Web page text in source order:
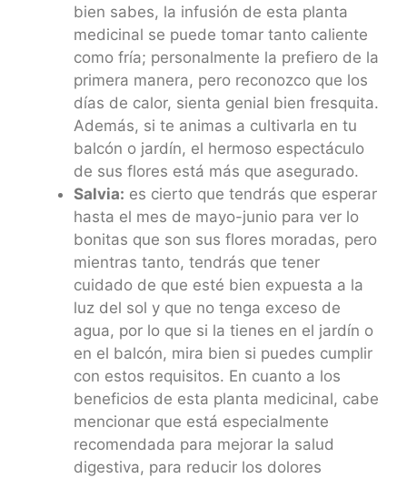
bien sabes, la infusión de esta planta
medicinal se puede tomar tanto caliente
como fría; personalmente la prefiero de la
primera manera, pero reconozco que los
días de calor, sienta genial bien fresquita.
Además, si te animas a cultivarla en tu
balcón o jardín, el hermoso espectáculo
de sus flores está más que asegurado.
Salvia: es cierto que tendrás que esperar
hasta el mes de mayo-junio para ver lo
bonitas que son sus flores moradas, pero
mientras tanto, tendrás que tener
cuidado de que esté bien expuesta a la
luz del sol y que no tenga exceso de
agua, por lo que si la tienes en el jardín o
en el balcón, mira bien si puedes cumplir
con estos requisitos. En cuanto a los
beneficios de esta planta medicinal, cabe
mencionar que está especialmente
recomendada para mejorar la salud
digestiva, para reducir los dolores